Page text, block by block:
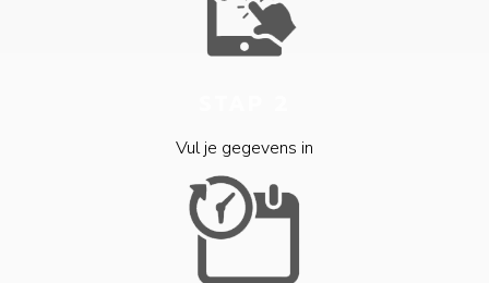
Vul je gegevens in